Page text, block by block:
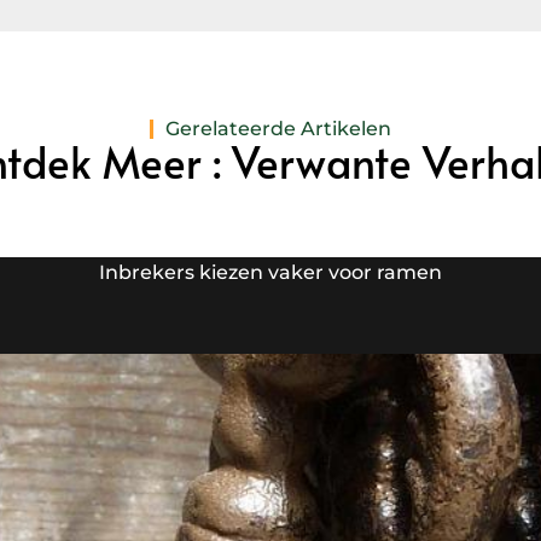
Gerelateerde Artikelen
Meer : Verwante
Inbrekers kiezen vaker voor ramen